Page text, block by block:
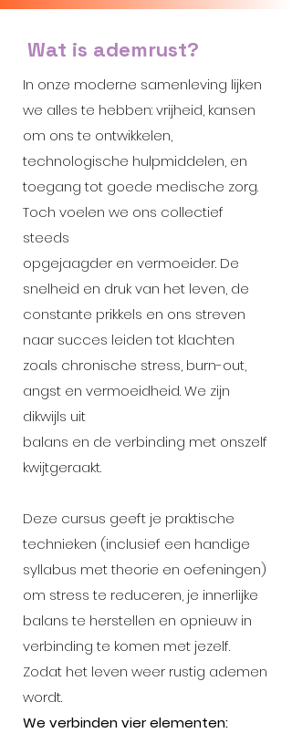
Wat is ademrust?
In onze moderne samenleving lijken
we alles te hebben: vrijheid, kansen
om ons te ontwikkelen,
technologische hulpmiddelen, en
toegang tot goede medische zorg.
Toch voelen we ons collectief
steeds
opgejaagder en vermoeider. De
snelheid en druk van het leven, de
constante prikkels en ons streven
naar succes leiden tot klachten
zoals chronische stress, burn-out,
angst en vermoeidheid. We zijn
dikwijls uit
balans en de verbinding met onszelf
kwijtgeraakt.
Deze cursus geeft je praktische
technieken (inclusief een handige
syllabus met theorie en oefeningen)
om stress te reduceren, je innerlijke
balans te herstellen en opnieuw in
verbinding te komen met jezelf.
Zodat het leven weer rustig ademen
wordt.
We verbinden vier elementen: